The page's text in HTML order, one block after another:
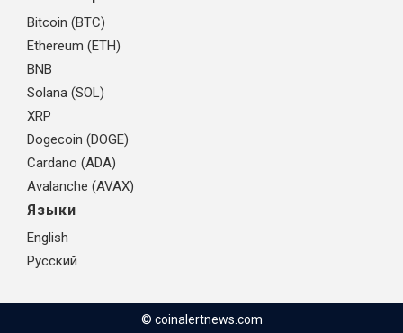
Bitcoin (BTC)
Ethereum (ETH)
BNB
Solana (SOL)
XRP
Dogecoin (DOGE)
Cardano (ADA)
Avalanche (AVAX)
Языки
English
Русский
© coinalertnews.com